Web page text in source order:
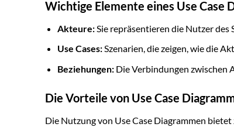
Wichtige Elemente eines Use Case
Akteure:Sie repräsentieren die Nutzer des
Use Cases:Szenarien, die zeigen, wie die
Beziehungen:Die Verbindungen zwischen
Die Vorteile von Use Case
Die Nutzung von Use Case Diagrammen